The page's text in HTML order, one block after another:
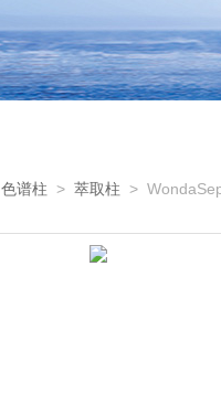
色谱柱 > 萃取柱 >